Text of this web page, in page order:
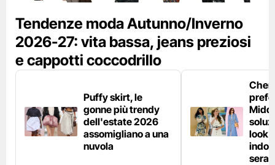
Tendenze moda Autunno/Inverno
2026-27: vita bassa, jeans preziosi
e cappotti coccodrillo
Puffy skirt, le
gonne più trendy
dell'estate 2026
assomigliano a una
nuvola
look
sera